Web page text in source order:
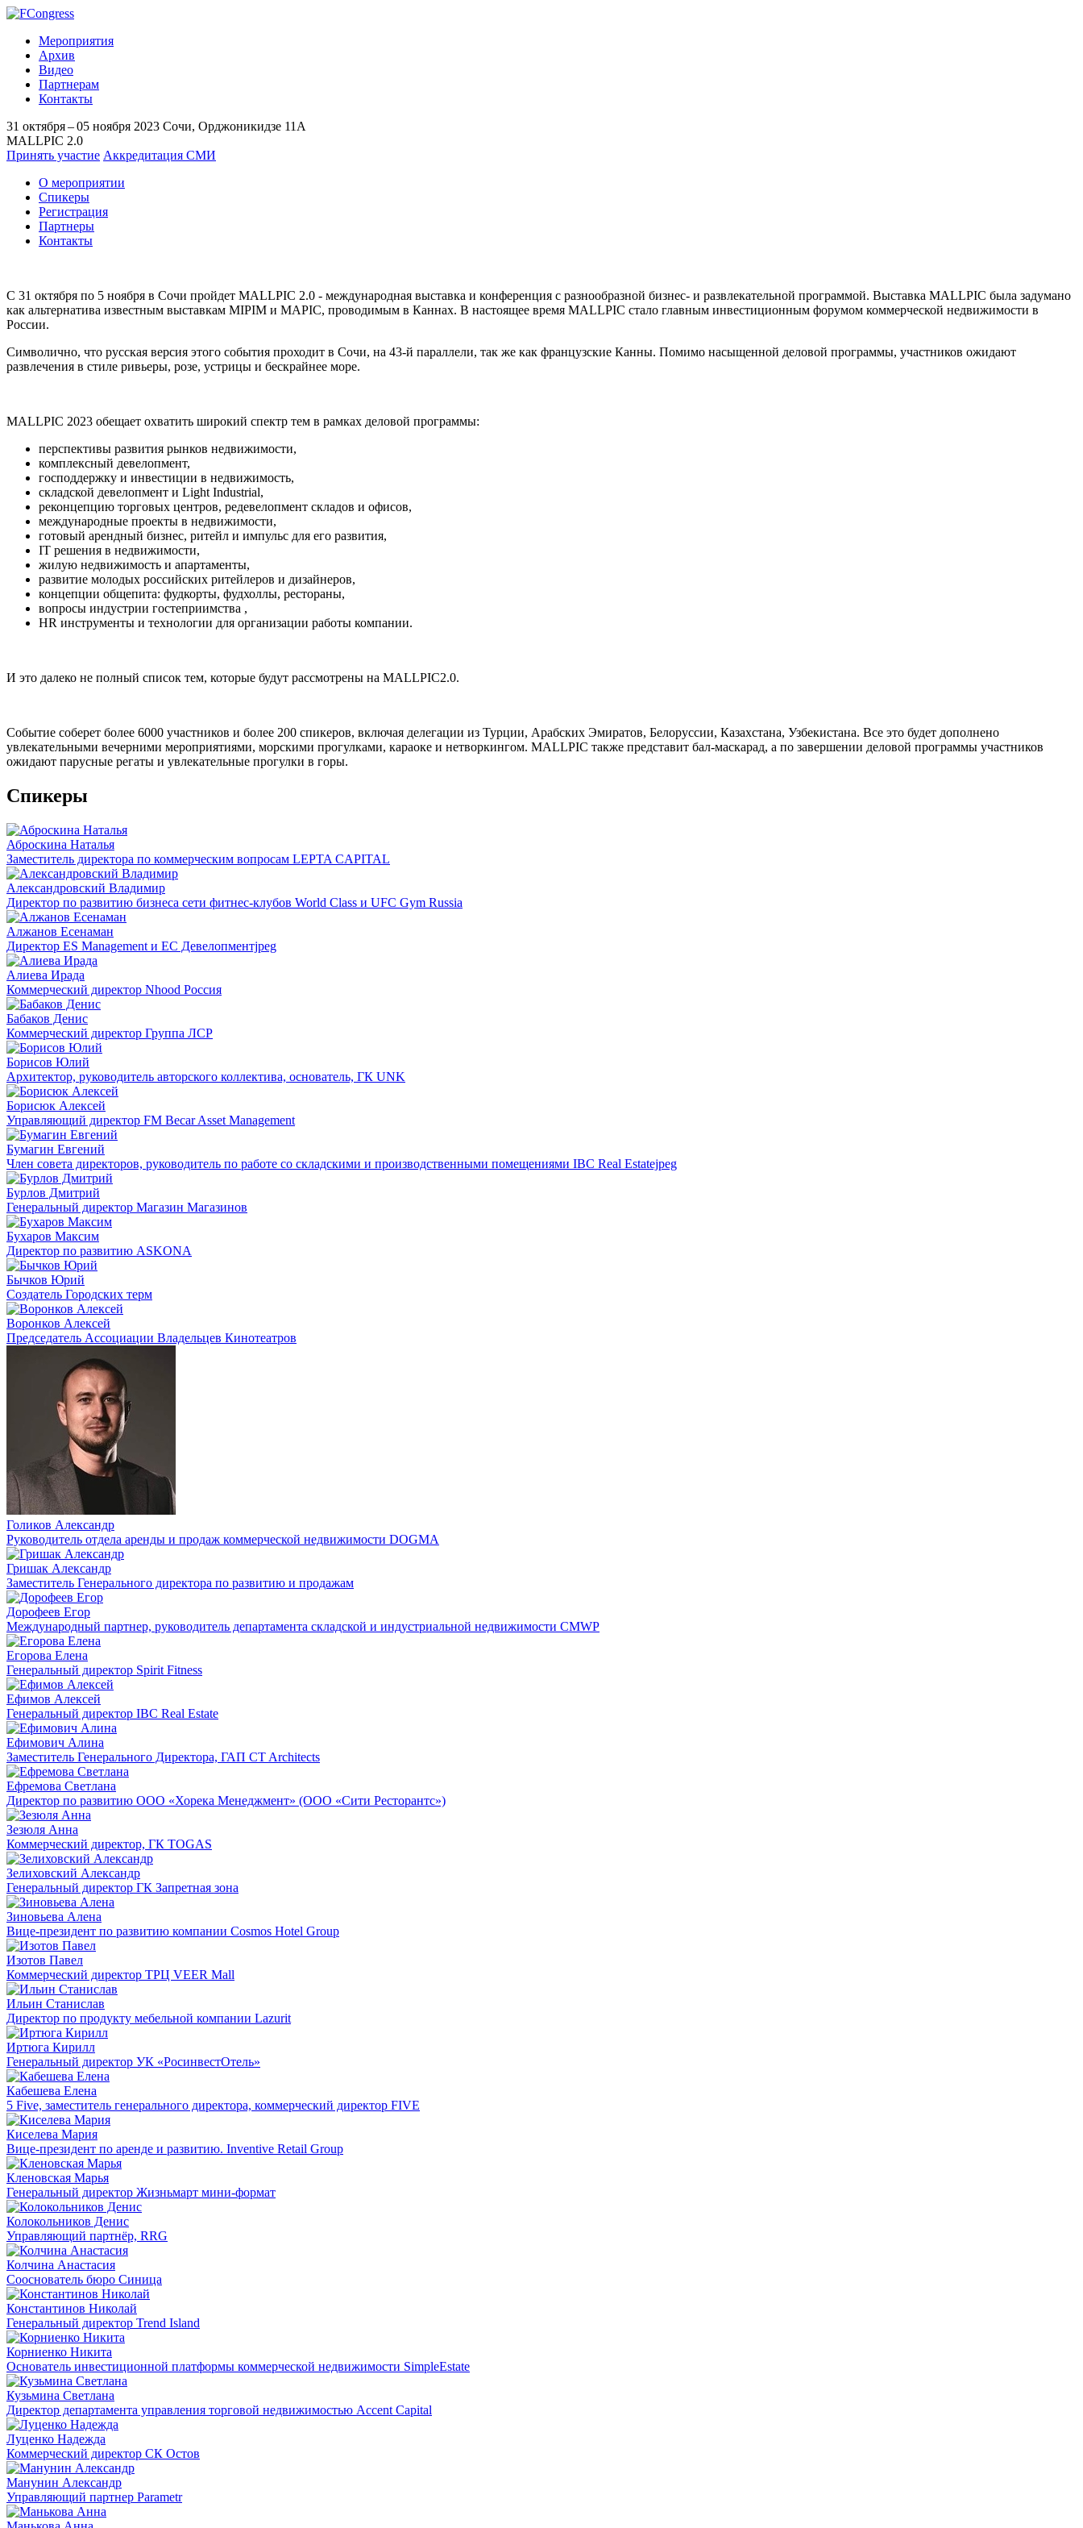
Мероприятия
Архив
Видео
Партнерам
Контакты
31 октября – 05 ноября 2023 Сочи, Орджоникидзе 11A
MALLPIC 2.0
Принять участие Аккредитация СМИ
О мероприятии
Спикеры
Регистрация
Партнеры
Контакты
С 31 октября по 5 ноября в Сочи пройдет MALLPIC 2.0 - международная выставка и конференция с разнообразной бизнес- и развлекательной программой. Выставка MALLPIC была задумано
как альтернатива известным выставкам MIPIM и MAPIC, проводимым в Каннах. В настоящее время MALLPIC стало главным инвестиционным форумом коммерческой недвижимости в
России.
Символично, что русская версия этого события проходит в Сочи, на 43-й параллели, так же как французские Канны. Помимо насыщенной деловой программы, участников ожидают
развлечения в стиле ривьеры, розе, устрицы и бескрайнее море.
MALLPIC 2023 обещает охватить широкий спектр тем в рамках деловой программы:
перспективы развития рынков недвижимости,
комплексный девелопмент,
господдержку и инвестиции в недвижимость,
складской девелопмент и Light Industrial,
реконцепцию торговых центров, редевелопмент складов и офисов,
международные проекты в недвижимости,
готовый арендный бизнес, ритейл и импульс для его развития,
IT решения в недвижимости,
жилую недвижимость и апартаменты,
развитие молодых российских ритейлеров и дизайнеров,
концепции общепита: фудкорты, фудхоллы, рестораны,
вопросы индустрии гостеприимства ,
HR инструменты и технологии для организации работы компании.
И это далеко не полный список тем, которые будут рассмотрены на MALLPIC2.0.
Событие соберет более 6000 участников и более 200 спикеров, включая делегации из Турции, Арабских Эмиратов, Белоруссии, Казахстана, Узбекистана. Все это будет дополнено
увлекательными вечерними мероприятиями, морскими прогулками, караоке и нетворкингом. MALLPIC также представит бал-маскарад, а по завершении деловой программы участников
ожидают парусные регаты и увлекательные прогулки в горы.
Спикеры
Аброскина Наталья
Заместитель директора по коммерческим вопросам LEPTA CAPITAL
Александровский Владимир
Директор по развитию бизнеса сети фитнес-клубов World Class и UFC Gym Russia
Алжанов Есенаман
Директор ES Management и ЕС Девелопментjpeg
Алиева Ирада
Коммерческий директор Nhood Россия
Бабаков Денис
Коммерческий директор Группа ЛСР
Борисов Юлий
Архитектор, руководитель авторского коллектива, основатель, ГК UNK
Борисюк Алексей
Управляющий директор FM Becar Asset Management
Бумагин Евгений
Член совета директоров, руководитель по работе со складскими и производственными помещениями IBC Real Estatejpeg
Бурлов Дмитрий
Генеральный директор Магазин Магазинов
Бухаров Максим
Директор по развитию ASKONA
Бычков Юрий
Создатель Городских терм
Воронков Алексей
Председатель Ассоциации Владельцев Кинотеатров
Голиков Александр
Руководитель отдела аренды и продаж коммерческой недвижимости DOGMA
Гришак Александр
Заместитель Генерального директора по развитию и продажам
Дорофеев Егор
Международный партнер, руководитель департамента складской и индустриальной недвижимости CMWP
Егорова Елена
Генеральный директор Spirit Fitness
Ефимов Алексей
Генеральный директор IBC Real Estate
Ефимович Алина
Заместитель Генерального Директора, ГАП CT Architects
Ефремова Светлана
Директор по развитию ООО «Хорека Менеджмент» (ООО «Сити Ресторантс»)
Зезюля Анна
Коммерческий директор, ГК TOGAS
Зелиховский Александр
Генеральный директор ГК Запретная зона
Зиновьева Алена
Вице-президент по развитию компании Сosmos Hotel Group
Изотов Павел
Коммерческий директор ТРЦ VEER Mall
Ильин Станислав
Директор по продукту мебельной компании Lazurit
Иртюга Кирилл
Генеральный директор УК «РосинвестОтель»
Кабешева Елена
5 Five, заместитель генерального директора, коммерческий директор FIVE
Киселева Мария
Вице-президент по аренде и развитию. Inventive Retail Group
Кленовская Марья
Генеральный директор Жизньмарт мини-формат
Колокольников Денис
Управляющий партнёр, RRG
Колчина Анастасия
Сооснователь бюро Синица
Константинов Николай
Генеральный директор Trend Island
Корниенко Никита
Основатель инвестиционной платформы коммерческой недвижимости SimpleEstate
Кузьмина Светлана
Директор департамента управления торговой недвижимостью Accent Capital
Луценко Надежда
Коммерческий директор СК Остов
Манунин Александр
Управляющий партнер Parametr